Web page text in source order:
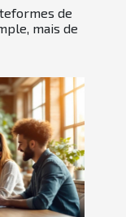
de
mais de